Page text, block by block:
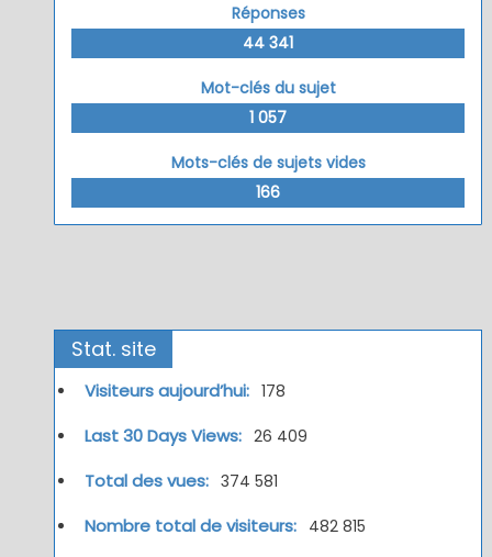
Réponses
44 341
Mot-clés du sujet
1 057
Mots-clés de sujets vides
166
Stat. site
Visiteurs aujourd’hui: 178
Last 30 Days Views: 26 409
Total des vues: 374 581
Nombre total de visiteurs: 482 815